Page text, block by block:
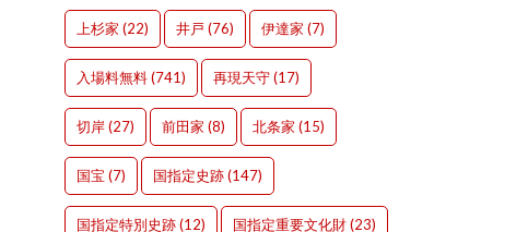
上杉家 (22) 井戸 (76) 伊達家 (7)
入場料無料(741) 再現天守(17)
切岸(27) 前田家 (8) 北条家 (15)
国宝 (7) 国指定史跡(147)
国指定特別史跡(12) 国指定重要文化財(23)